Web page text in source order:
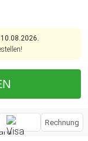
10.08.2026.
Rechnung